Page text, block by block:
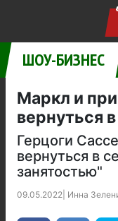
ШОУ-БИЗНЕС
Маркл и
вернуться
Герцоги
вернуться в
занятостью"
09.05.2022 Инна